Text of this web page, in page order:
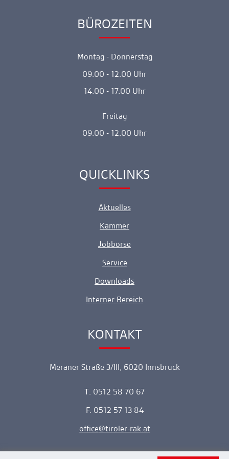
Ankerlink
BÜROZEITEN
Montag - Donnerstag
09.00 - 12.00 Uhr
14.00 - 17.00 Uhr
Freitag
09.00 - 12.00 Uhr
Ankerlink
QUICKLINKS
Aktuelles
Kammer
Jobbörse
Service
Downloads
Interner Bereich
Ankerlink
KONTAKT
Meraner Straße 3/III, 6020 Innsbruck
T. 0512 58 70 67
F. 0512 57 13 84
office
tiroler-rak.at